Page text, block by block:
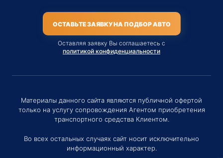
ОСТАВЬТЕ ЗАЯВКУ НА ПОДБОР АВТО
Оставляя заявку Вы соглашаетесь с
политикой конфиденциальности
Материалы данного сайта являются публичной офертой
только на услугу сопровождения Агентом приобретения
транспортного средства Клиентом.
Во всех остальных случаях сайт носит исключительно
информационный характер.